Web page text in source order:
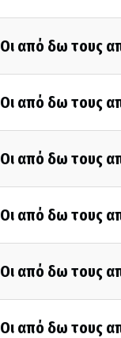
Οι από δω τους
Οι από δω τους
Οι από δω τους
Οι από δω τους
Οι από δω τους
Οι από δω τους